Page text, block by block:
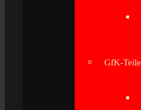
GfK-Teile